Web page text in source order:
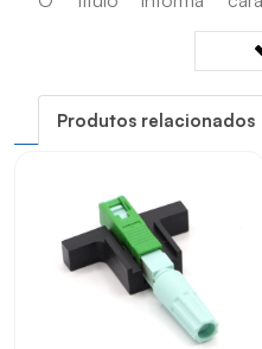
.
compatíveis,
uma opção prática
projetos técnicos que
características informadas.
Quais os
MULTIMODO MM 50/
Produtos relacionados